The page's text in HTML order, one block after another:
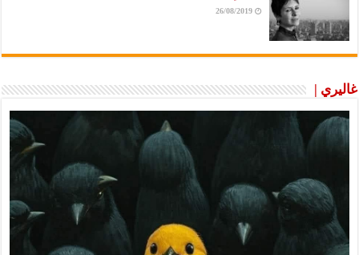
26/08/2019
غاليري |